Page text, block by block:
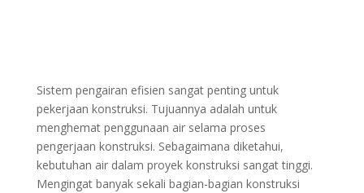
Sistem pengairan efisien sangat penting untuk
pekerjaan konstruksi. Tujuannya adalah untuk
menghemat penggunaan air selama proses
pengerjaan konstruksi. Sebagaimana diketahui,
kebutuhan air dalam proyek konstruksi sangat tinggi.
Mengingat banyak sekali bagian-bagian konstruksi